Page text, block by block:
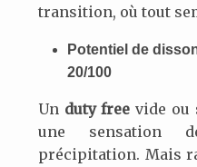
transition, où tout
Potentiel de
20/100
Un duty free vide ou
une sensation
précipitation. Mais